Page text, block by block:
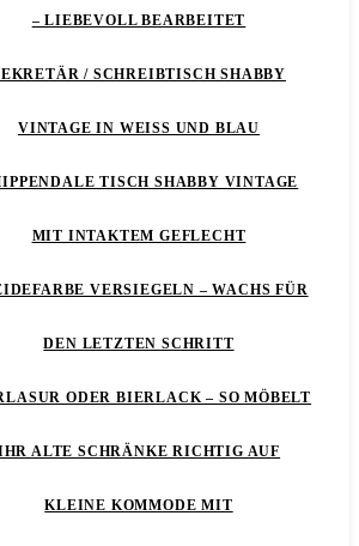
– LIEBEVOLL BEARBEITET
/ SCHREIBTISCH SHABBY
VINTAGE IN WEISS UND BLAU
TISCH SHABBY VINTAGE
MIT INTAKTEM GEFLECHT
VERSIEGELN – WACHS FÜR
DEN LETZTEN SCHRITT
ODER BIERLACK – SO MÖBELT
ALTE SCHRÄNKE RICHTIG AUF
KLEINE KOMMODE MIT